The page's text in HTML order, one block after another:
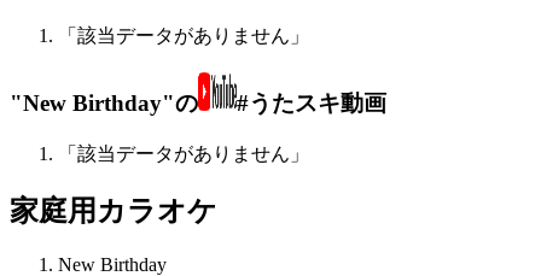
「該当データがありません」
"New Birthday"の #うたスキ動画
「該当データがありません」
家庭用カラオケ
New Birthday